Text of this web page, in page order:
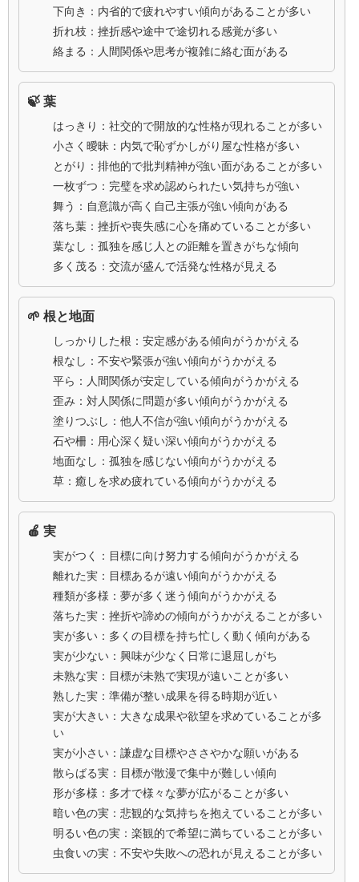
下向き：内省的で疲れやすい傾向があることが多い
折れ枝：挫折感や途中で途切れる感覚が多い
絡まる：人間関係や思考が複雑に絡む面がある
🍃 葉
はっきり：社交的で開放的な性格が現れることが多い
小さく曖昧：内気で恥ずかしがり屋な性格が多い
とがり：排他的で批判精神が強い面があることが多い
一枚ずつ：完璧を求め認められたい気持ちが強い
舞う：自意識が高く自己主張が強い傾向がある
落ち葉：挫折や喪失感に心を痛めていることが多い
葉なし：孤独を感じ人との距離を置きがちな傾向
多く茂る：交流が盛んで活発な性格が見える
🌱 根と地面
しっかりした根：安定感がある傾向がうかがえる
根なし：不安や緊張が強い傾向がうかがえる
平ら：人間関係が安定している傾向がうかがえる
歪み：対人関係に問題が多い傾向がうかがえる
塗りつぶし：他人不信が強い傾向がうかがえる
石や柵：用心深く疑い深い傾向がうかがえる
地面なし：孤独を感じない傾向がうかがえる
草：癒しを求め疲れている傾向がうかがえる
🍎 実
実がつく：目標に向け努力する傾向がうかがえる
離れた実：目標あるが遠い傾向がうかがえる
種類が多様：夢が多く迷う傾向がうかがえる
落ちた実：挫折や諦めの傾向がうかがえることが多い
実が多い：多くの目標を持ち忙しく動く傾向がある
実が少ない：興味が少なく日常に退屈しがち
未熟な実：目標が未熟で実現が遠いことが多い
熟した実：準備が整い成果を得る時期が近い
実が大きい：大きな成果や欲望を求めていることが多
い
実が小さい：謙虚な目標やささやかな願いがある
散らばる実：目標が散漫で集中が難しい傾向
形が多様：多才で様々な夢が広がることが多い
暗い色の実：悲観的な気持ちを抱えていることが多い
明るい色の実：楽観的で希望に満ちていることが多い
虫食いの実：不安や失敗への恐れが見えることが多い